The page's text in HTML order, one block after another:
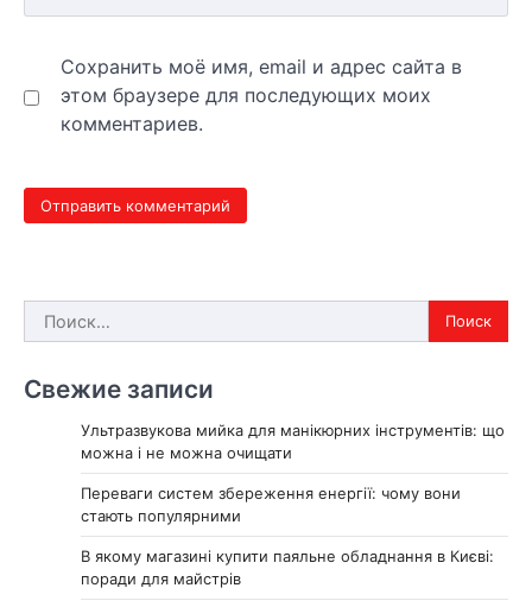
Сохранить моё имя, email и адрес сайта в
этом браузере для последующих моих
комментариев.
Найти:
Свежие записи
Ультразвукова мийка для манікюрних інструментів: що
можна і не можна очищати
Переваги систем збереження енергії: чому вони
стають популярними
В якому магазині купити паяльне обладнання в Києві:
поради для майстрів